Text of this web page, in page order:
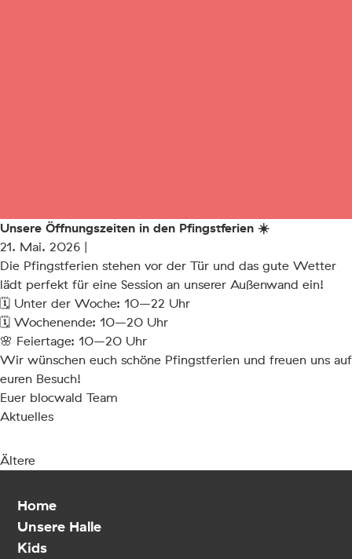
Unsere Öffnungszeiten in den Pfingstferien ☀️
21. Mai. 2026 |
Die Pfingstferien stehen vor der Tür und das gute Wetter
lädt perfekt für eine Session an unserer Außenwand ein!
🗓 Unter der Woche: 10–22 Uhr
🗓 Wochenende: 10–20 Uhr
🌸 Feiertage: 10–20 Uhr
Wir wünschen euch schöne Pfingstferien und freuen uns auf
euren Besuch!
Euer blocwald Team
Aktuelles
Ältere
Home
Unsere Halle
Kids